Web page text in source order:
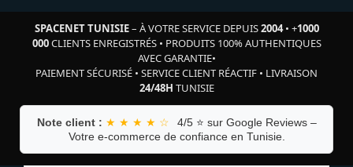
SPACENET TUNISIE– À VOTRE SERVICE DEPUIS2004• +1000
000CLIENTS ENREGISTRÉS• PRODUITS 100% AUTHENTIQUES
AVEC GARANTIE•
PAIEMENT SÉCURISÉ • SERVICE CLIENT RÉACTIF • LIVRAISON
24/48H TUNISIE
Note client : ★ ★ ★ ★ ☆
4/5 ⭐ sur Google Reviews –
Votre e-commerce de confiance en Tunisie.